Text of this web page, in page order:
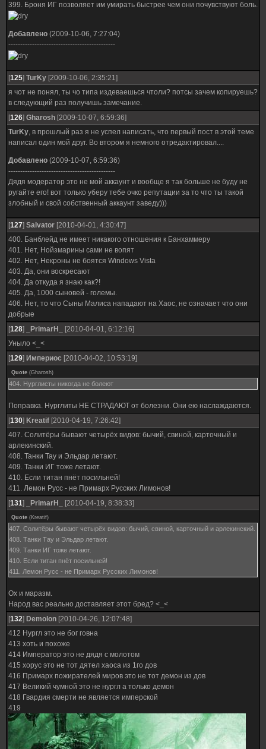
399. Броня ИГ позволяет им умирать быстрее чем они почувствуют боль.
Добавлено (2009-10-06, 7:27:04)
---------------------------------------------
[125] TurKy [2009-10-06, 2:35:21]
я чот не понял, ты чо типа издеваешься чтоли? потсы зачем копируешь?
в следующий раз получишь замечание.
[126] Gharosh [2009-10-07, 6:59:36]
TurKy, в прошлый раз я не успел написать, что первый пост в этой теме
написал один мой друг. Во втором я немного отредактировал....
Добавлено (2009-10-07, 6:59:36)
---------------------------------------------
Дядя модератор это не мой аккаунт и вообще я так больше не буду не
ругайте его! вот только уберу тебе очко репутации за то что ты такой
злобный и свой собственный аккаунт заведу)))
[127] Salvator [2010-04-01, 4:30:47]
400. Банблейд не имеет никакого отношения к Банхаммеру
401. Нет, Нойзмарины сами не вопят
402. Нет, Некроны не боятся Windows Vista
403. Да, они воскресают
404. Да откуда я знаю как?!
405. Да, 1000 сыновей - големы.
406. Нет, то что Сыны Малиса нападают на Хаос, не означает что они
добрые
[128] _PrimarH_
[2010-04-01, 6:12:16]
Уныло <_<
[129] Империос [2010-04-02, 10:53:19]
Quote (Gharosh)
404. Нурглисты никогда не болеют
Поправка. Нурглиты НЕ СТРАДАЮТ от болезни. Они ею наслаждаются.
[130] Kreatif [2010-04-19, 7:26:42]
407. Солитёры бывают четырёх видов: бычий, свиной, карточный и
арлекинский.
408. Танки Тау и Эльдар летают.
409. Танки ИГ тоже летают.
410. Если титан пнёт посильней!
411. Лемон Русс - не Примарх Русских Лимонов!
[131] _PrimarH_ [2010-04-19, 8:38:33]
Quote (Kreatif)
407. Солитёры бывают четырёх видов: бычий, свиной, карточный и арлекинский.
408. Танки Тау и Эльдар летают.
409. Танки ИГ тоже летают.
410. Если титан пнёт посильней!
411. Лемон Русс - не Примарх Русских Лимонов!
Ох и маразм.
Народ вас реально доставляет этот бред? <_<
[132] Demolon [2010-04-26, 12:07:48]
412 Нургл это не бог говна
413 хоть и похоже
414 Император это не дядя с молотом
415 хорус это не тот дятел хаоса из 1го дов
416 Примарх пожирателей миров это не тот демон из дов
417 Великий чумной это не нургл а только демон
418 Гвардия смерти не является имперской
419